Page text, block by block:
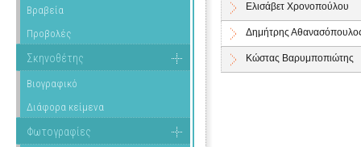
Βραβεία
Προβολές
Σκηνοθέτης
Βιογραφικό
Διάφορα κείμενα
Φωτογραφίες
Ελισάβετ Χρονοπούλου
Δημήτρης
Κώστας Βαρυμποπιώτης